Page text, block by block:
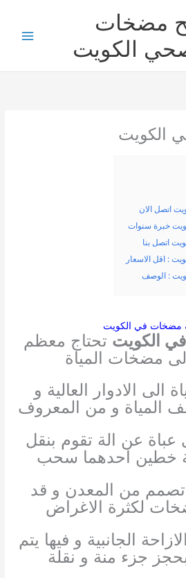
مضخات
الكويت
الكويت
اتصل الان
خبرة سنوات
اتصل بنا
: اقل الاسعار
: الوصف
مضخات في الكويت
الكويت تحتاج معظم
مضخات المياة
الى الادوار العالية و
المياة و من المعروف
عن الة تقوم بنقل
خطين احدهما سحب
من المعدن و قد
لكثرة الاغراض
الجانبية و فيها يتم
جزء منة و نقلة